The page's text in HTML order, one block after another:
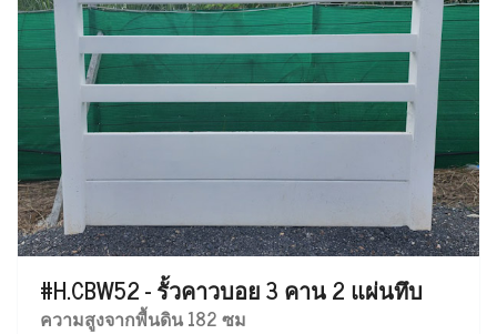
#H.CBW52 - รั้วคาวบอย 3 คาน 2 แผ่นทึบ
ความสูงจากพื้นดิน 182 ซม